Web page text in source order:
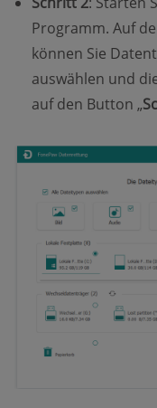
Programm. Auf
können Sie
auswählen und
auf den Button „